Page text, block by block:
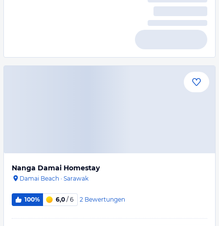
Nanga Damai Homestay
Damai Beach · Sarawak
100% 6,0 / 6 2 Bewertungen